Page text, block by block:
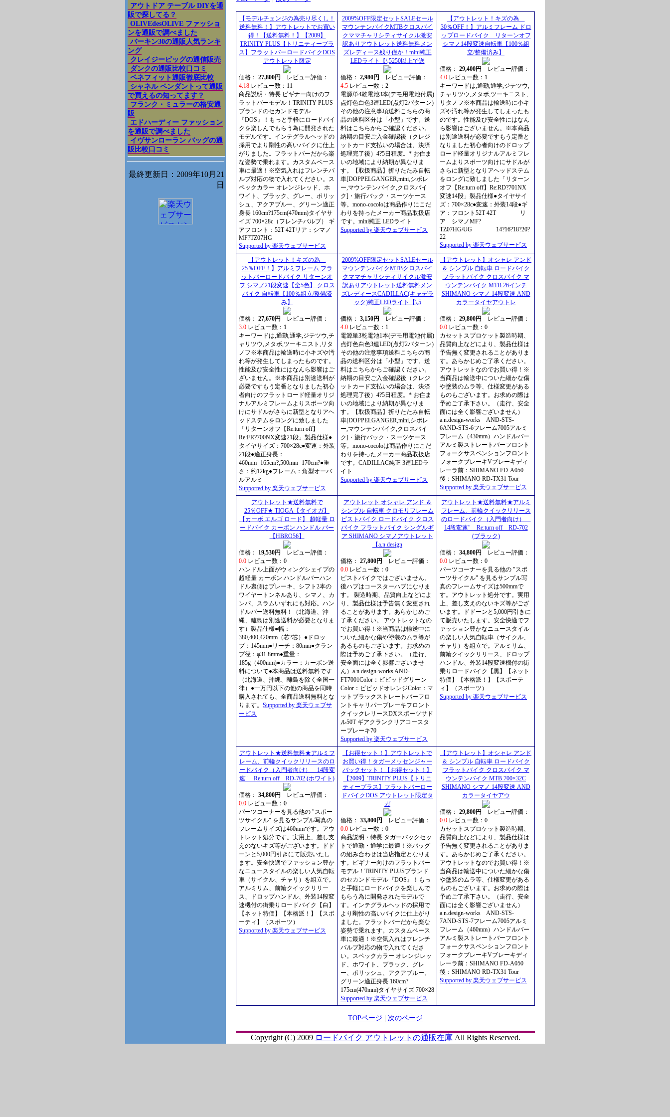
アウトドア テーブル DIYを通
販で探してる？
OLIVEdesOLIVE ファッショ
ンを通販で調べました
バーキン30の通販人気ランキ
ング
クレイジーピッグの通信販売
ダンクの通販比較口コミ
ベネフィット通販徹底比較
シャネル ペンダントって通販
で買えるの知ってます？
フランク・ミュラーの格安通
販
エドハーディー ファッション
を通販で調べました
イヴサンローラン バッグの通
販比較口コミ
最終更新日：2009年10月21
日
【モデルチェンジの為売り尽くし！
送料無料！】アウトレットでお買い
得！【送料無料！】【2009】
TRINITY PLUS【トリニティープラ
ス】フラットバーロードバイクDOS
アウトレット限定
価格： 27,800円
レビュー評価：
4.18 レビュー数：11
商品説明・特長 ビギナー向けのフ
ラットバーモデル！TRINITY PLUS
ブランドのセカンドモデル
『DOS』！もっと手軽にロードバイ
クを楽しんでもらう為に開発された
モデルです。インテグラルヘッドの
採用でより剛性の高いバイクに仕上
がりました。フラットバーだから楽
な姿勢で乗れます。カスタムベース
車に最適！※空気入れはフレンチバ
ルブ対応の物で入れてください。ス
ペックカラー オレンジレッド、ホ
ワイト、ブラック、グレー、ポリッ
シュ、アクアブルー、グリーン適正
身長 160cm?175cm(470mm)タイヤサ
イズ 700×28c（フレンチバルブ） ギ
アフロント：52T 42Tリア：シマノ
MF?TZ07HG
Supported by 楽天ウェブサービス
2009%OFF限定セットSALEセール
マウンテンバイクMTBクロスバイ
クママチャリシティサイクル激安
訳ありアウトレット送料無料メン
ズレディース残り僅か！mini純正
LEDライト【\,5250以上で送
価格： 2,980円
レビュー評価：
4.5 レビュー数：2
電源単4乾電池3本(デモ用電池付属)
点灯色白色3連LED(点灯2パターン)
その他の注意事項送料こちらの商
品の送料区分は「小型」です。送
料はこちらからご確認ください。
納期の目安ご入金確認後（クレジ
ットカード支払いの場合は、決済
処理完了後）4?5日程度。* お住ま
いの地域により納期が異なりま
す。【取扱商品】折りたたみ自転
車[DOPPELGANGER,mini,シボレ
ー,マウンテンバイク,クロスバイ
ク]・旅行バック・スーツケース
等。mono-cocoloは商品作りにこだ
わりを持ったメーカー商品取扱店
です。mini純正 LEDライト
Supported by 楽天ウェブサービス
【アウトレット！キズの為
30％OFF！】アルミフレーム ドロ
ップロードバイク リターンオフ
シマノ14段変速自転車【100％組
立/整備済み】
価格： 29,400円
レビュー評価：
4.0 レビュー数：1
キーワードは,通勤,通学,ジテツウ,
チャリツウ,メタボ,ツーキニスト,
リタノフ※本商品は輸送時に小キ
ズや汚れ等が発生してしまったも
のです。性能及び安全性にはなん
ら影響はございません。※本商品
は別途送料が必要ですもう定番と
なりました初心者向けのドロップ
ロード軽量オリジナルアルミフレ
ームよりスポーツ向けにサドルが
さらに新型となりアヘッドステム
をロングに致しました「リターン
オフ【Re:turn off】Re:RD?701NX
変速14段」製品仕様●タイヤサイ
ズ：700×28c●変速：外装14段●ギ
ア：フロント52T 42T リ
ア シマノMF?
TZ07HG/UG 14?16?18?20?
22
Supported by 楽天ウェブサービス
【アウトレット！キズの為
25％OFF！】アルミフレーム フラ
ットバーロードバイク リターンオ
フ シマノ21段変速【全5色】 クロス
バイク 自転車【100％組立/整備済
み】
価格： 27,670円
レビュー評価：
3.0 レビュー数：1
キーワードは,通勤,通学,ジテツウ,チ
ャリツウ,メタボ,ツーキニスト,リタ
ノフ※本商品は輸送時に小キズや汚
れ等が発生してしまったものです。
性能及び安全性にはなんら影響はご
ざいません。※本商品は別途送料が
必要ですもう定番となりました初心
者向けのフラットロード軽量オリジ
ナルアルミフレームよりスポーツ向
けにサドルがさらに新型となりアヘ
ッドステムをロングに致しました
「リターンオフ【Re:turn off】
Re:FR?700NX変速21段」製品仕様●
タイヤサイズ：700×28c●変速：外装
21段●適正身長：
460mm=165cm?,500mm=170cm?●重
さ：約12kg●フレーム：角型オーバ
ルアルミ
Supported by 楽天ウェブサービス
2009%OFF限定セットSALEセール
マウンテンバイクMTBクロスバイ
クママチャリシティサイクル激安
訳ありアウトレット送料無料メン
ズレディースCADILLAC(キャデラ
ック)純正LEDライト【\,5
価格： 3,150円
レビュー評価：
4.0 レビュー数：1
電源単3乾電池1本(デモ用電池付属)
点灯色白色3連LED(点灯2パターン)
その他の注意事項送料こちらの商
品の送料区分は「小型」です。送
料はこちらからご確認ください。
納期の目安ご入金確認後（クレジ
ットカード支払いの場合は、決済
処理完了後）4?5日程度。* お住ま
いの地域により納期が異なりま
す。【取扱商品】折りたたみ自転
車[DOPPELGANGER,mini,シボレ
ー,マウンテンバイク,クロスバイ
ク]・旅行バック・スーツケース
等。mono-cocoloは商品作りにこだ
わりを持ったメーカー商品取扱店
です。CADILLAC純正 3連LEDラ
イト
Supported by 楽天ウェブサービス
【アウトレット】オシャレ アンド
＆ シンプル 自転車 ロードバイク
フラットバイク クロスバイク マ
ウンテンバイク MTB 26インチ
SHIMANO シマノ 14段変速 AND
カラータイヤアウトレ
価格： 29,800円
レビュー評価：
0.0 レビュー数：0
カセットスプロケット製造時期、
品質向上などにより、製品仕様は
予告無く変更されることがありま
す。あらかじめご了承ください。
アウトレットなのでお買い得！※
当商品は輸送中についた細かな傷
や塗装のムラ等、仕様変更がある
ものもございます。お求めの際は
予めご了承下さい。（走行、安全
面には全く影響ございません）
a.n.design-works AND-STS-
6AND-STS-6フレーム7005アルミ
フレーム（430mm）ハンドルバー
アルミ製ストレートバーフロント
フォークサスペンションフロント
フォークブレーキVブレーキディ
レーラ前：SHIMANO FD-A050
後：SHIMANO RD-TX31 Tour
Supported by 楽天ウェブサービス
アウトレット★送料無料で
25％OFF★ TIOGA【タイオガ】
【カーボ エルゴ ロード】 超軽量 ロ
ードバイク カーボン ハンドル バー
【HBRO56】
価格： 19,530円
レビュー評価：
0.0 レビュー数：0
ハンドル上面がウィングシェイプの
超軽量 カーボン ハンドルバーハン
ドル裏側はブレーキ、シフト2本の
ワイヤートンネルあり、シマノ、カ
ンパ、スラムいずれにも対応。ハン
ドルバー送料無料！（北海道、沖
縄、離島は別途送料が必要となりま
す）製品仕様●幅：
380,400,420mm（芯?芯）●ドロッ
プ：145mm●リーチ：80mm●クラン
プ径：φ31.8mm●重量：
185g（400mm)●カラー：カーボン送
料について●本商品は送料無料です
（北海道、沖縄、離島を除く全国一
律）●一万円以下の他の商品を同時
購入されても、全商品送料無料とな
ります。 Supported by 楽天ウェブサ
ービス
アウトレット オシャレ アンド ＆
シンプル 自転車 クロモリフレーム
ピストバイク ロードバイク クロス
バイク フラットバイク シングルギ
ア SHIMANO シマノアウトレット
【a.n.design
価格： 27,800円
レビュー評価：
0.0 レビュー数：0
ピストバイクではございません。
後ハブはコースターハブになりま
す。 製造時期、品質向上などによ
り、製品仕様は予告無く変更され
ることがあります。あらかじめご
了承ください。 アウトレットなの
でお買い得！※当商品は輸送中に
ついた細かな傷や塗装のムラ等が
あるものもございます。お求めの
際は予めご了承下さい。（走行、
安全面には全く影響ございませ
ん）a.n.design-works AND-
FT7001Color：ビビッドグリーン
Color：ビビッドオレンジColor：マ
ットブラックストレートバーフロ
ントキャリパーブレーキフロント
クイックレリースDXスポーツサド
ル50T ギアクランクリアコースタ
ーブレーキ70
Supported by 楽天ウェブサービス
アウトレット★送料無料★アルミ
フレーム、前輪クイックリリース
のロードバイク（入門者向け）
14段変速" Re:turn off RD-702
(ブラック)
価格： 34,800円
レビュー評価：
0.0 レビュー数：0
パーツコーナーを見る他の "スポ
ーツサイクル" を見るサンプル写
真のフレームサイズは500mmで
す。アウトレット処分です。実用
上、差し支えのないキズ等がござ
います。ドドーンと5,000円引きに
て販売いたします。安全快適でフ
ァッション豊かなニュースタイル
の楽しい人気自転車（サイクル、
チャリ）を組立で。アルミリム、
前輪クイックリリース、ドロップ
ハンドル、外装14段変速機付の街
乗りロードバイク【黒】【ネット
特価】【本格派！】【スポーテ
ィ】（スポーツ）
Supported by 楽天ウェブサービス
アウトレット★送料無料★アルミフ
レーム、前輪クイックリリースのロ
ードバイク（入門者向け） 14段変
速" Re:turn off RD-702 (ホワイト)
価格： 34,800円
レビュー評価：
0.0 レビュー数：0
パーツコーナーを見る他の "スポー
ツサイクル" を見るサンプル写真の
フレームサイズは460mmです。アウ
トレット処分です。実用上、差し支
えのないキズ等がございます。ドド
ーンと5,000円引きにて販売いたし
ます。安全快適でファッション豊か
なニュースタイルの楽しい人気自転
車（サイクル、チャリ）を組立で。
アルミリム、前輪クイックリリー
ス、ドロップハンドル、外装14段変
速機付の街乗りロードバイク【白】
【ネット特価】【本格派！】【スポ
ーティ】（スポーツ）
Supported by 楽天ウェブサービス
【お得セット！】アウトレットで
お買い得！タガーメッセンジャー
バックセット！【お得セット！】
【2009】TRINITY PLUS【トリニ
ティープラス】フラットバーロー
ドバイクDOS アウトレット限定タ
ガ
価格： 33,800円
レビュー評価：
0.0 レビュー数：0
商品説明・特長 タガーバックセッ
トで通勤・通学に最適！※バッグ
の組み合わせは当店指定となりま
す。ビギナー向けのフラットバー
モデル！TRINITY PLUSブランド
のセカンドモデル『DOS』！もっ
と手軽にロードバイクを楽しんで
もらう為に開発されたモデルで
す。インテグラルヘッドの採用で
より剛性の高いバイクに仕上がり
ました。フラットバーだから楽な
姿勢で乗れます。カスタムベース
車に最適！※空気入れはフレンチ
バルブ対応の物で入れてくださ
い。スペックカラー オレンジレッ
ド、ホワイト、ブラック、グレ
ー、ポリッシュ、アクアブルー、
グリーン適正身長 160cm?
175cm(470mm)タイヤサイズ 700×28
Supported by 楽天ウェブサービス
【アウトレット】オシャレ アンド
＆ シンプル 自転車 ロードバイク
フラットバイク クロスバイク マ
ウンテンバイク MTB 700×32C
SHIMANO シマノ 14段変速 AND
カラータイヤアウ
価格： 29,800円
レビュー評価：
0.0 レビュー数：0
カセットスプロケット製造時期、
品質向上などにより、製品仕様は
予告無く変更されることがありま
す。あらかじめご了承ください。
アウトレットなのでお買い得！※
当商品は輸送中についた細かな傷
や塗装のムラ等、仕様変更がある
ものもございます。お求めの際は
予めご了承下さい。（走行、安全
面には全く影響ございません）
a.n.design-works AND-STS-
7AND-STS-7フレーム7005アルミ
フレーム（460mm）ハンドルバー
アルミ製ストレートバーフロント
フォークサスペンションフロント
フォークブレーキVブレーキディ
レーラ前：SHIMANO FD-A050
後：SHIMANO RD-TX31 Tour
Supported by 楽天ウェブサービス
TOPページ 次のページ
Copyright (C) 2009 ロードバイク アウトレットの通販在庫All Rights Reserved.